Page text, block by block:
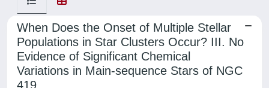
When Does the Onset of Multiple Stellar
Populations in Star Clusters Occur? III. No
Evidence of Significant Chemical
Variations in Main-sequence Stars of NGC
419